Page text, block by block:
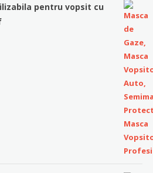
pentru vopsit cu